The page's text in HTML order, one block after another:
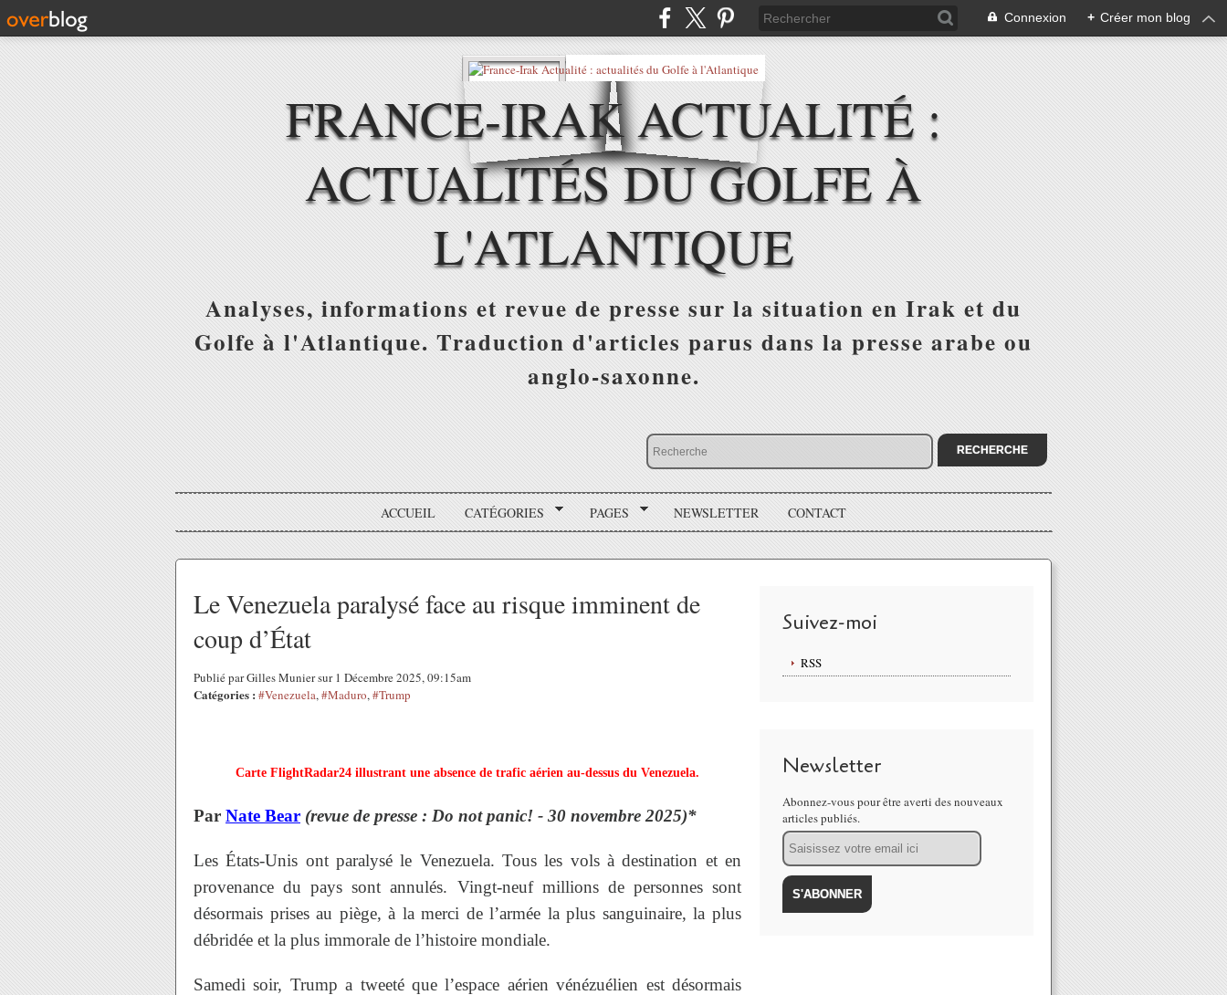
Connexion + Créer mon blog
FRANCE-IRAK ACTUALITÉ :
ACTUALITÉS DU GOLFE À
L'ATLANTIQUE
Analyses, informations et revue de presse sur la situation en Irak et du
Golfe à l'Atlantique. Traduction d'articles parus dans la presse arabe ou
anglo-saxonne.
ACCUEIL CATÉGORIES PAGES NEWSLETTER CONTACT
Le Venezuela paralysé face au risque imminent de
coup d’État
Publié par Gilles Munier sur 1 Décembre 2025, 09:15am
Catégories : #Venezuela,#Maduro,#Trump
Carte FlightRadar24 illustrant une absence de trafic aérien au-dessus du Venezuela.
Par Nate Bear (revue de presse : Do not panic! - 30 novembre 2025)*
Les États-Unis ont paralysé le Venezuela. Tous les vols à destination et en
provenance du pays sont annulés. Vingt-neuf millions de personnes sont
désormais prises au piège, à la merci de l’armée la plus sanguinaire, la plus
débridée et la plus immorale de l’histoire mondiale.
Samedi soir, Trump a tweeté que l’espace aérien vénézuélien est désormais
Suivez-moi
RSS
Newsletter
Abonnez-vous pour être averti des nouveaux
articles publiés.
Email